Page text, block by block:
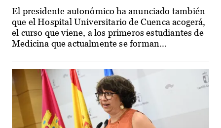
El presidente autonómico ha anunciado también
que el Hospital Universitario de Cuenca acogerá,
el curso que viene, a los primeros estudiantes de
Medicina que actualmente se forman...